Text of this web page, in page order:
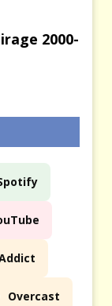
2000-
Overcast